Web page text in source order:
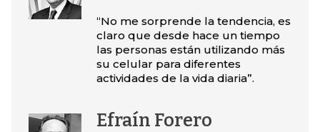
“No me sorprende la tendencia, es
claro que desde hace un tiempo
las personas están utilizando más
su celular para diferentes
actividades de la vida diaria”.
Efraín Forero